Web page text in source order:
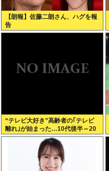
【朗報】佐藤二朗さん、ハグを報
告
“テレビ大好き”高齢者の｢テレビ
離れ｣が始まった…10代後半～20
代の約7割が”ほぼ見ない”